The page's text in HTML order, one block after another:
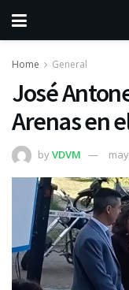
Home General
José
Arenas en
byVDVM